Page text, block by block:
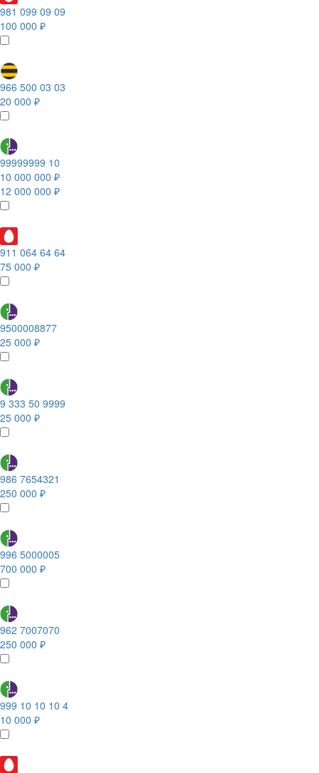
981 099 09 09
100 000 ₽
966 500 03 03
20 000 ₽
99999999 10
10 000 000 ₽
12 000 000 ₽
911 064 64 64
75 000 ₽
9500008877
25 000 ₽
9 333 50 9999
25 000 ₽
986 7654321
250 000 ₽
996 5000005
700 000 ₽
962 7007070
250 000 ₽
999 10 10 10 4
10 000 ₽